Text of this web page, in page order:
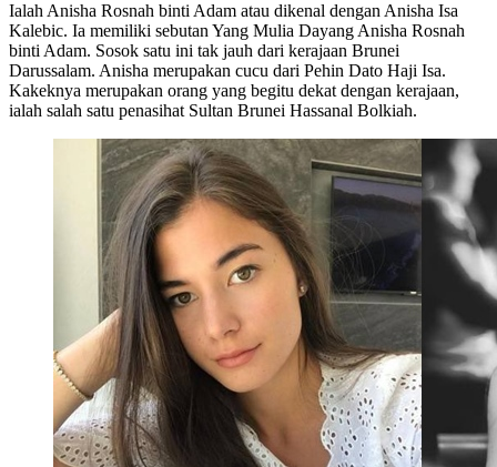
Ialah Anisha Rosnah binti Adam atau dikenal dengan Anisha Isa
Kalebic. Ia memiliki sebutan Yang Mulia Dayang Anisha Rosnah
binti Adam. Sosok satu ini tak jauh dari kerajaan Brunei
Darussalam. Anisha merupakan cucu dari Pehin Dato Haji Isa.
Kakeknya merupakan orang yang begitu dekat dengan kerajaan,
ialah salah satu penasihat Sultan Brunei Hassanal Bolkiah.